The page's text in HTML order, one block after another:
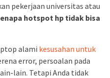
pekerjaan universitas atau
hotspot hp tidak bisa
alami kesusahan untuk
error, persoalan pada
lain. Tetapi Anda tidak